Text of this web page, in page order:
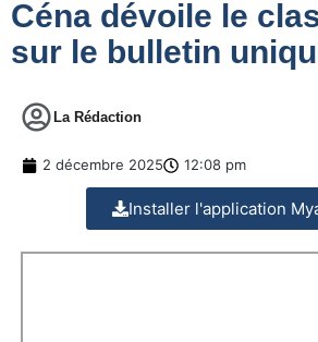
Céna dévoile le
sur le bulletin
La Rédaction
2 décembre 2025 12:08 pm
Installer l'application